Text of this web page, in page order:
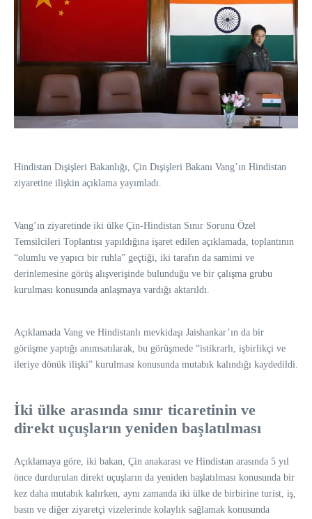
Hindistan Dışişleri Bakanlığı, Çin Dışişleri Bakanı Vang’ın Hindistan
ziyaretine ilişkin açıklama yayımladı.
Vang’ın ziyaretinde iki ülke Çin-Hindistan Sınır Sorunu Özel
Temsilcileri Toplantısı yapıldığına işaret edilen açıklamada, toplantının
“olumlu ve yapıcı bir ruhla” geçtiği, iki tarafın da samimi ve
derinlemesine görüş alışverişinde bulunduğu ve bir çalışma grubu
kurulması konusunda anlaşmaya vardığı aktarıldı.
Açıklamada Vang ve Hindistanlı mevkidaşı Jaishankar’ın da bir
görüşme yaptığı anımsatılarak, bu görüşmede “istikrarlı, işbirlikçi ve
ileriye dönük ilişki” kurulması konusunda mutabık kalındığı kaydedildi.
İki ülke arasında sınır ticaretinin ve
direkt uçuşların yeniden başlatılması
Açıklamaya göre, iki bakan, Çin anakarası ve Hindistan arasında 5 yıl
önce durdurulan direkt uçuşların da yeniden başlatılması konusunda bir
kez daha mutabık kalırken, aynı zamanda iki ülke de birbirine turist, iş,
basın ve diğer ziyaretçi vizelerinde kolaylık sağlamak konusunda